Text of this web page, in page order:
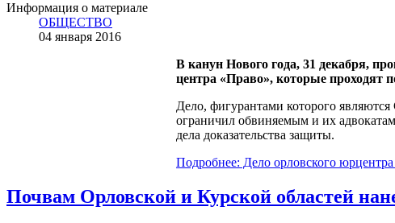
Информация о материале
ОБЩЕСТВО
04 января 2016
В канун Нового года, 31 декабря,
центра «Право», которые проходят
Дело, фигурантами которого
ограничил обвиняемым и их
дела доказательства защиты.
Подробнее: Дело орловского
Почвам Орловской и Курской областей